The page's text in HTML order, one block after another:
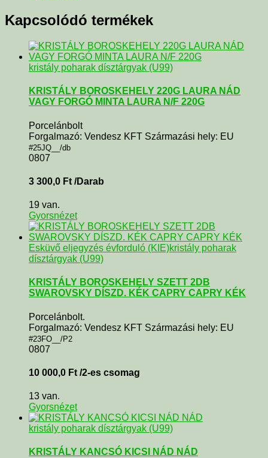
Kapcsolódó termékek
kristály poharak dísztárgyak (U99)
KRISTÁLY BOROSKEHELY 220G LAURA NÁD
VAGY FORGÓ MINTA LAURA N/F 220G
Porcelánbolt
Forgalmazó: Vendesz KFT Származási hely: EU
#25JQ__/db
0807
3 300,0 Ft /Darab
19 van.
Gyorsnézet
Esküvő eljegyzés évforduló (KIE)kristály poharak
dísztárgyak (U99)
KRISTÁLY BOROSKEHELY SZETT 2DB
SWAROVSKY DÍSZD. KÉK CAPRY CAPRY KÉK
Porcelánbolt.
Forgalmazó: Vendesz KFT Származási hely: EU
#23FO__/P2
0807
10 000,0 Ft /2-es csomag
13 van.
Gyorsnézet
kristály poharak dísztárgyak (U99)
KRISTÁLY KANCSÓ KICSI NÁD NÁD